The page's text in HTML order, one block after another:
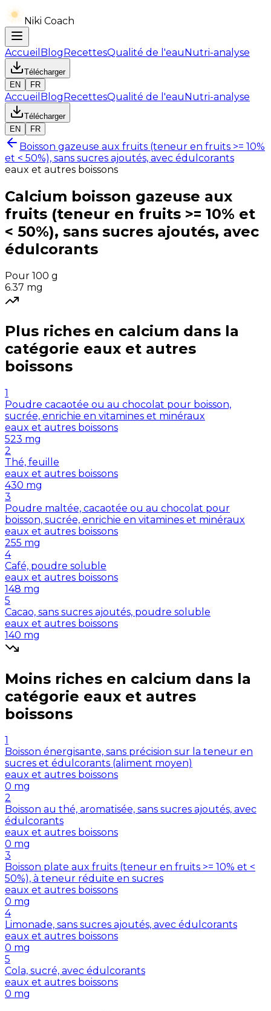
Niki Coach
Accueil BlogRecettesQualité de l'eauNutri-analyse
Télécharger
EN
FR
Accueil BlogRecettesQualité de l'eauNutri-analyse
Télécharger
EN
FR
Boisson gazeuse aux fruits (teneur en fruits >= 10%
et < 50%), sans sucres ajoutés, avec édulcorants
eaux et autres boissons
Calcium boisson gazeuse aux
fruits (teneur en fruits >= 10% et
< 50%), sans sucres ajoutés, avec
édulcorants
Pour 100 g
6.37 mg
Plus riches en calcium dans la
catégorie eaux et autres
boissons
1
Poudre cacaotée ou au chocolat pour boisson,
sucrée, enrichie en vitamines et minéraux
eaux et autres boissons
523 mg
2
Thé, feuille
eaux et autres boissons
430 mg
3
Poudre maltée, cacaotée ou au chocolat pour
boisson, sucrée, enrichie en vitamines et minéraux
eaux et autres boissons
255 mg
4
Café, poudre soluble
eaux et autres boissons
148 mg
5
Cacao, sans sucres ajoutés, poudre soluble
eaux et autres boissons
140 mg
Moins riches en calcium dans la
catégorie eaux et autres
boissons
1
Boisson énergisante, sans précision sur la teneur en
sucres et édulcorants (aliment moyen)
eaux et autres boissons
0 mg
2
Boisson au thé, aromatisée, sans sucres ajoutés, avec
édulcorants
eaux et autres boissons
0 mg
3
Boisson plate aux fruits (teneur en fruits >= 10% et <
50%), à teneur réduite en sucres
eaux et autres boissons
0 mg
4
Limonade, sans sucres ajoutés, avec édulcorants
eaux et autres boissons
0 mg
5
Cola, sucré, avec édulcorants
eaux et autres boissons
0 mg